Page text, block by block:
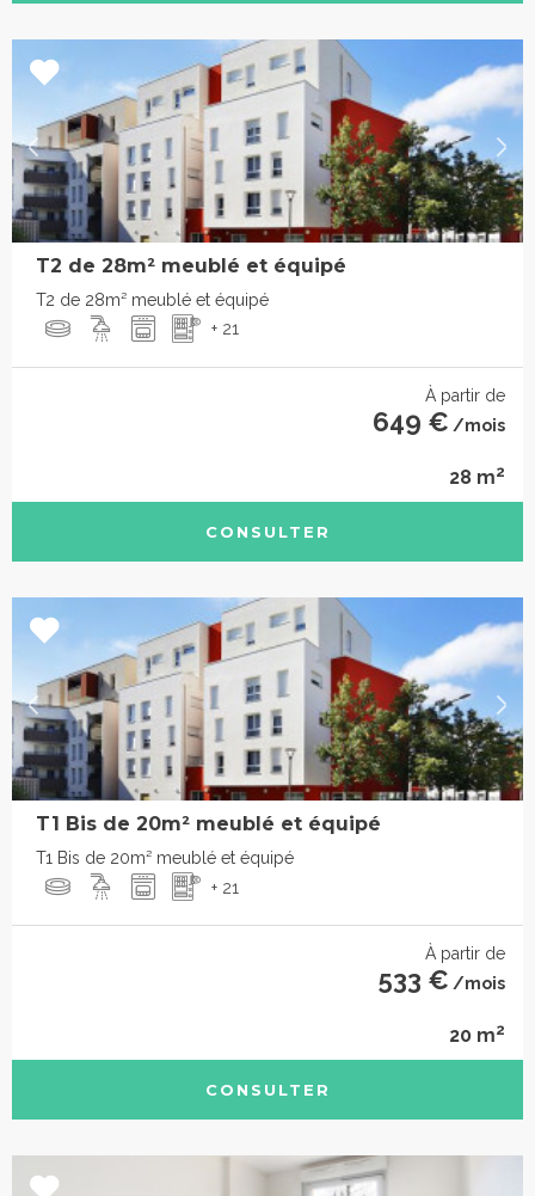
T2 de 28m² meublé et équipé
T2 de 28m² meublé et équipé
+ 21
À partir de
649 € /mois
28 m2
CONSULTER
T1 Bis de 20m² meublé et équipé
T1 Bis de 20m² meublé et équipé
+ 21
À partir de
533 € /mois
20 m2
CONSULTER